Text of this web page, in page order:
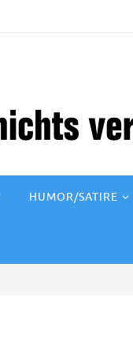
HUMOR/SATIRE